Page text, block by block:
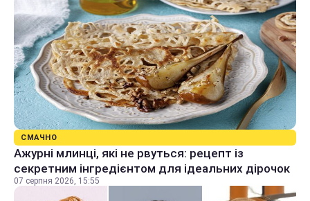
СМАЧНО
Ажурні млинці, які не рвуться: рецепт із
секретним інгредієнтом для ідеальних дірочок
07 серпня 2026, 15:55